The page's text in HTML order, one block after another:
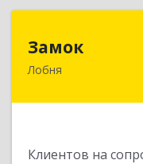
Замок
Лобня
Клиентов на
Россия, 141730,